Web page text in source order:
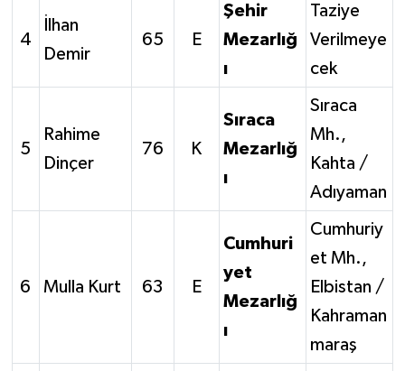
4
İlhan
Demir
65 E
Şehir
Mezarlığ
ı
Taziye
Verilmeye
cek
5
Rahime
Dinçer
76 K
Sıraca
Mezarlığ
ı
Sıraca
Mh.,
Kahta /
Adıyaman
6 Mulla Kurt 63 E
Cumhuri
yet
Mezarlığ
ı
Cumhuriy
et Mh.,
Elbistan /
Kahraman
maraş